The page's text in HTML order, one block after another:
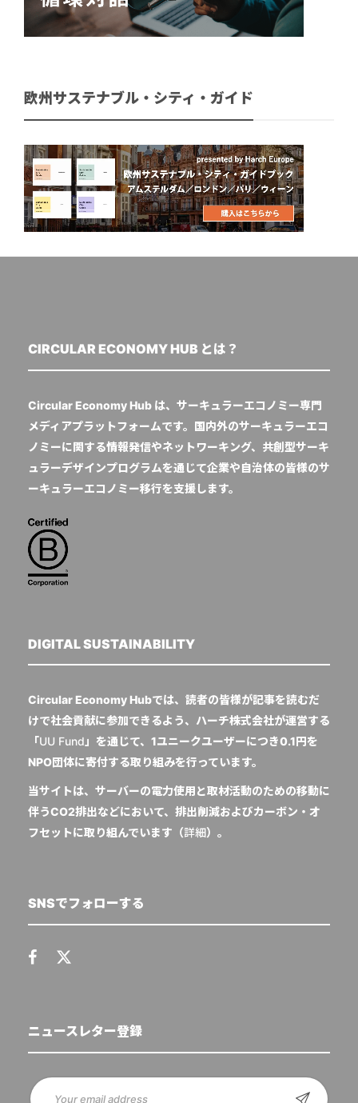
欧州サステナブル・シティ・ガイド
CIRCULAR ECONOMY HUB とは？
Circular Economy Hub は、サーキュラーエコノミー専門
メディアプラットフォームです。国内外のサーキュラーエコ
ノミーに関する情報発信やネットワーキング、共創型サーキ
ュラーデザインプログラムを通じて企業や自治体の皆様のサ
ーキュラーエコノミー移行を支援します。
DIGITAL SUSTAINABILITY
Circular Economy Hubでは、読者の皆様が記事を読むだ
けで社会貢献に参加できるよう、ハーチ株式会社が運営する
「UU Fund 」を通じて、1ユニークユーザーにつき0.1円を
NPO団体に寄付する取り組みを行っています。
当サイトは、サーバーの電力使用と取材活動のための移動に
伴うCO2排出などにおいて、排出削減およびカーボン・オ
フセットに取り組んでいます（詳細）。
SNSでフォローする
ニュースレター登録